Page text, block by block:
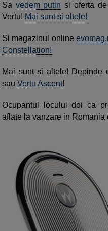
Sa vedem putin si oferta
Vertu! Mai sunt si altele!
Si magazinul online
Constellation!
Mai sunt si altele! Depinde
sau Vertu Ascent!
Ocupantul locului doi ca
aflate la vanzare in Romania